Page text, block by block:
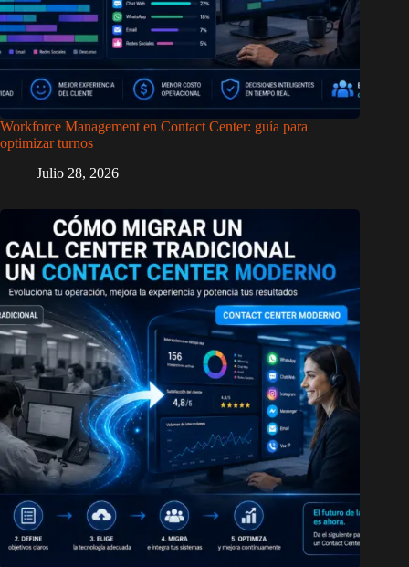
Workforce Management en Contact Center: guía para
optimizar turnos
Julio 28, 2026